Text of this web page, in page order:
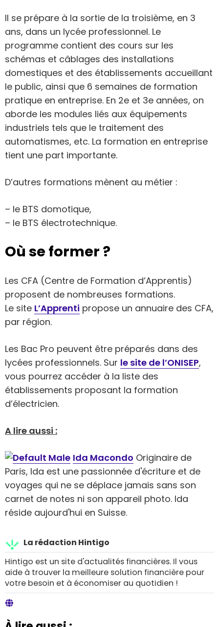
Il se prépare à la sortie de la troisième, en 3
ans, dans un lycée professionnel. Le
programme contient des cours sur les
schémas et câblages des installations
domestiques et des établissements accueillant
le public, ainsi que 6 semaines de formation
pratique en entreprise. En 2e et 3e années, on
aborde les modules liés aux équipements
industriels tels que le traitement des
automatismes, etc. La formation en entreprise
tient une part importante.
D’autres formations mènent au métier :
– le BTS domotique,
– le BTS électrotechnique.
Où se former ?
Les CFA (Centre de Formation d’Apprentis)
proposent de nombreuses formations.
Le site L’Apprenti propose un annuaire des CFA,
par région.
Les Bac Pro peuvent être préparés dans des
lycées professionnels. Sur le site de l’ONISEP,
vous pourrez accéder à la liste des
établissements proposant la formation
d’électricien.
A lire aussi :
Ida Macondo Originaire de
Paris, Ida est une passionnée d'écriture et de
voyages qui ne se déplace jamais sans son
carnet de notes ni son appareil photo. Ida
réside aujourd'hui en Suisse.
La rédaction Hintigo
Hintigo est un site d'actualités financières. Il vous
aide à trouver la meilleure solution financière pour
votre besoin et à économiser au quotidien !